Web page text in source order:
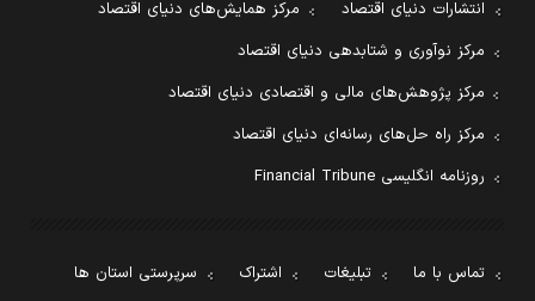
انتشارات دنیای اقتصاد
مرکز همایش‌های دنیای اقتصاد
مرکز نوآوری و شتابدهی دنیای اقتصاد
مرکز پژوهش‌های مالی و اقتصادی دنیای اقتصاد
مرکز راه حل‌های رسانه‌ای دنیای اقتصاد
روزنامه انگلیسی Financial Tribune
تماس با ما تبلیغات اشتراک
سرپرستی استان ها